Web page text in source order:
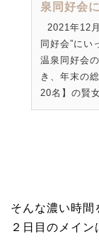
泉同好会
2021年12
同好会”にい
温泉同好会
き、年末の
20名】の賢
そんな濃い時間
２日目のメイン